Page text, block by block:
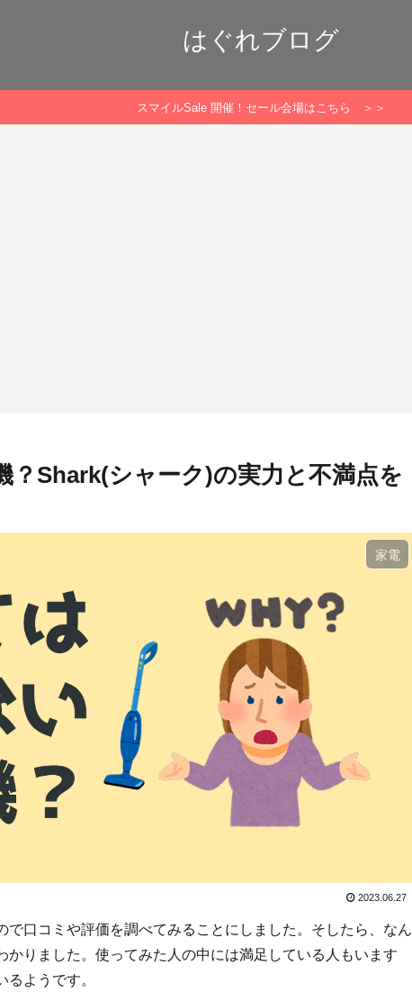
はぐれブログ
スマイルSale 開催！セール会場はこちら ＞＞
？Shark(シャーク)の実力と不満点を
家電
2023.06.27
で口コミや評価を調べてみることにしました。そしたら、なん
かりました。使ってみた人の中には満足している人もいます
ようです。